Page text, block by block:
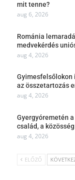
mit tenne?
aug 6, 2026
Románia
medvekérdés
aug 4, 2026
az összetartozás
aug 4, 2026
Gyergyóremetén
család, a
aug 4, 2026
ELŐZŐ